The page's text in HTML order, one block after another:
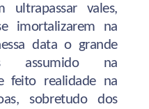
ultrapassar vales,
imortalizarem na
data o grande
assumido na
feito realidade na
sobretudo dos